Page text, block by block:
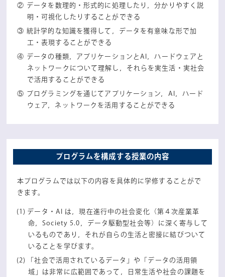
データを数理的・形式的に処理したり，分かりやすく説
明・可視化したりすることができる
統計学的な知識を獲得して，データを有意味な形で加
工・表現することができる
データの種類，アプリケーションとAI，ハードウェアと
ネットワークについて理解し，それらを実生活・実社会
で活用することができる
プログラミングを通じてアプリケーション，AI，ハード
ウェア，ネットワークを活用することができる
プログラムを構成する授業の内容
本プログラムでは以下の内容を具体的に学修することがで
きます。
データ・AI は，現在進行中の社会変化（第４次産業革
命，Society 5.0，データ駆動型社会等）に深く寄与して
いるものであり，それが自らの生活と密接に結びついて
いることを学びます。
「社会で活用されているデータ」や「データの活用領
域」は非常に広範囲であって，日常生活や社会の課題を